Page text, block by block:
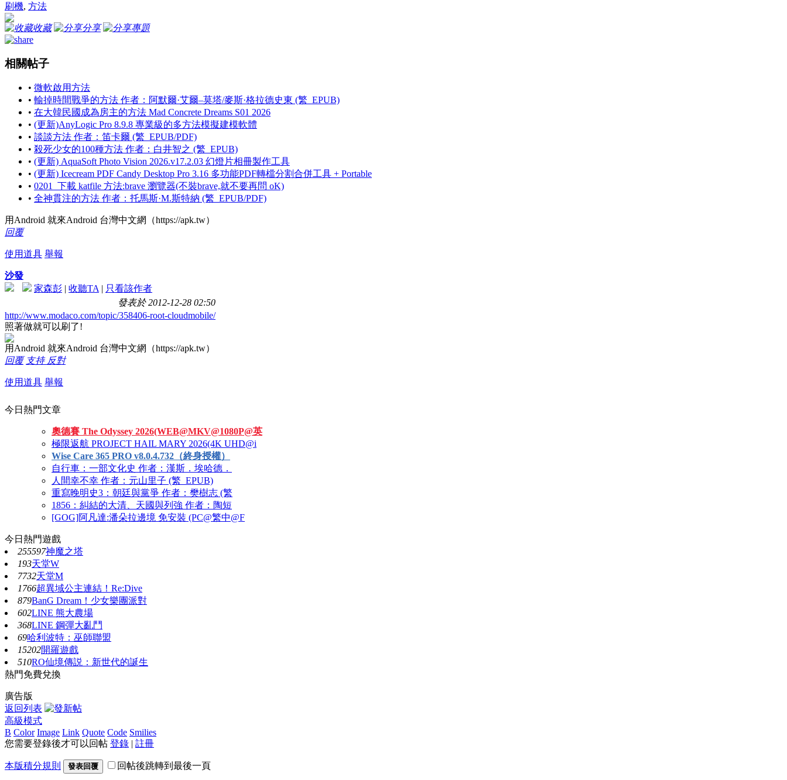
刷機, 方法
收藏 分享 專題
相關帖子
• 微軟啟用方法
• 輸掉時間戰爭的方法 作者：阿默爾·艾爾–莫塔/麥斯·格拉德史東 (繁_EPUB)
• 在大韓民國成為房主的方法 Mad Concrete Dreams S01 2026
• (更新)AnyLogic Pro 8.9.8 專業級的多方法模擬建模軟體
• 談談方法 作者：笛卡爾 (繁_EPUB/PDF)
• 殺死少女的100種方法 作者：白井智之 (繁_EPUB)
• (更新) AquaSoft Photo Vision 2026.v17.2.03 幻燈片相冊製作工具
• (更新) Icecream PDF Candy Desktop Pro 3.16 多功能PDF轉檔分割合併工具 + Portable
• 0201_下載 katfile 方法:brave 瀏覽器(不裝brave,就不要再問 oK)
• 全神貫注的方法 作者：托馬斯·M.斯特納 (繁_EPUB/PDF)
用Android 就來Android 台灣中文網（https://apk.tw）
回覆
使用道具 舉報
沙發
家森彭 | 收聽TA | 只看該作者
發表於 2012-12-28 02:50
http://www.modaco.com/topic/358406-root-cloudmobile/
照著做就可以刷了!
用Android 就來Android 台灣中文網（https://apk.tw）
回覆 支持 反對
使用道具 舉報
今日熱門文章
奧德賽 The Odyssey 2026(WEB@MKV@1080P@英
極限返航 PROJECT HAIL MARY 2026(4K UHD@i
Wise Care 365 PRO v8.0.4.732（終身授權）
自行車：一部文化史 作者：漢斯．埃哈德．
人間幸不幸 作者：元山里子 (繁_EPUB)
重寫晚明史3：朝廷與黨爭 作者：樊樹志 (繁
1856：糾結的大清、天國與列強 作者：陶短
[GOG]阿凡達:潘朵拉邊境 免安裝 (PC@繁中@F
今日熱門遊戲
255597神魔之塔
193天堂W
7732天堂M
1766超異域公主連結！Re:Dive
879BanG Dream！少女樂團派對
602LINE 熊大農場
368LINE 鋼彈大亂鬥
69哈利波特：巫師聯盟
15202開羅遊戲
510RO仙境傳説：新世代的誕生
熱門免費兌換
廣告版
返回列表
高級模式
B Color Image Link Quote Code Smilies
您需要登錄後才可以回帖 登錄 | 註冊
本版積分規則 發表回覆 回帖後跳轉到最後一頁